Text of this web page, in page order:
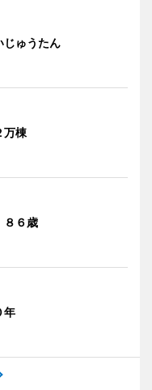
じゅうたん
万棟
８６歳
年